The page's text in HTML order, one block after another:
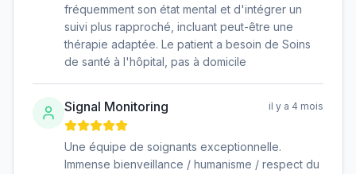
fréquemment son état mental et d'intégrer un
suivi plus rapproché, incluant peut-être une
thérapie adaptée. Le patient a besoin de Soins
de santé à l'hôpital, pas à domicile
Signal Monitoring il y a 4 mois
Une équipe de soignants exceptionnelle.
Immense bienveillance / humanisme / respect du